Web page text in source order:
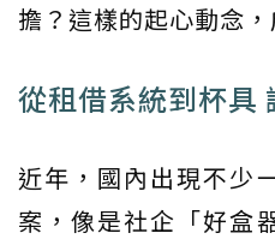
擔？這樣的起心動念
從租借系統到杯具
近年，國內出現不少
案，像是社企「好盒